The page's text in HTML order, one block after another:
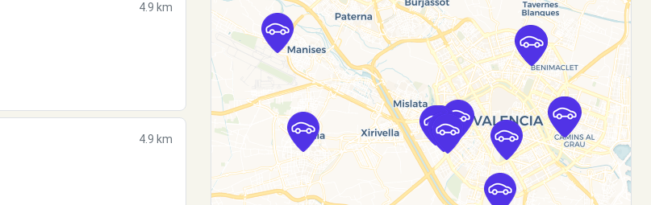
4.9 km
4.9 km